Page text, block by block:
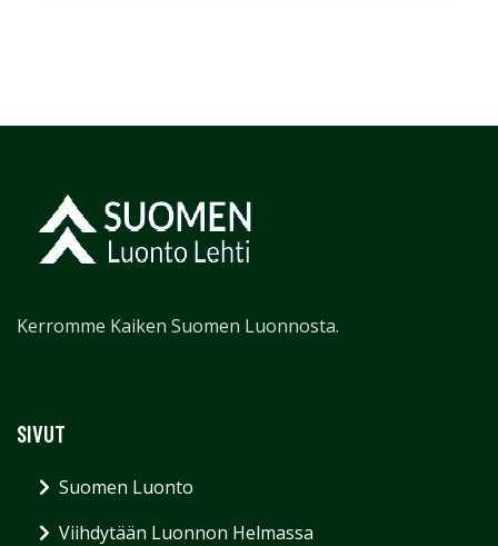
Kerromme Kaiken Suomen Luonnosta.
SIVUT
Suomen Luonto
Viihdytään Luonnon Helmassa